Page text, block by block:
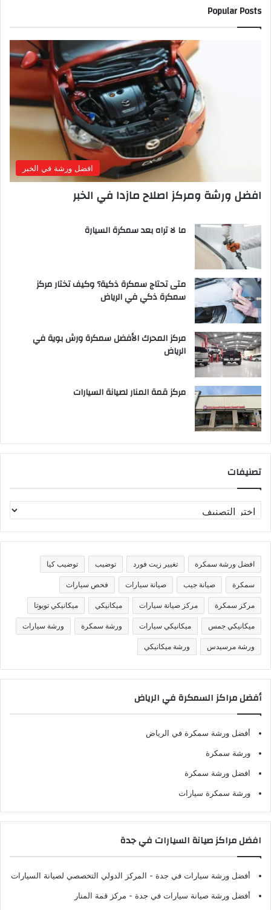
Popular Posts
افضل ورشة في الخبر
افضل ورشة ومركز اصلاح مازدا في الخبر
ما لا تراه بعد سمكرة السيارة
متى تحتاج سمكرة ذكية؟ وكيف تختار مركز
سمكرة ذكي في الرياض
مركز المحرك الأفضل سمكرة ورش بوية في
الرياض
مركز قمة المنار لصيانة السيارات
تصنيفات
ص
ن
ف
ا
افضل ورشة سمكرة تغيير زيت فورد توضيب توضيب كيا
سمكرة صيانة جيب صيانة سيارات فحص سيارات
مركز سمكرة مركز صيانة سيارات ميكانيكي ميكانيكي تويوتا
ميكانيكي جمس ميكانيكي سيارات ورشة سمكرة ورشة سيارات
ورشة مرسيدس ورشة ميكانيكي
أفضل مراكز السمكرة في الرياض
أفضل ورشة سمكرة في الرياض
ورشة سمكرة
افضل ورشة سمكرة
ورشة سمكرة سيارات
افضل مراكز صيانة السيارات في جدة
أفضل ورشة سيارات في جدة - المركز الدولي التخصصي لصيانة السيارات
أفضل ورشة صيانة سيارات في جدة - مركز قمة المنار